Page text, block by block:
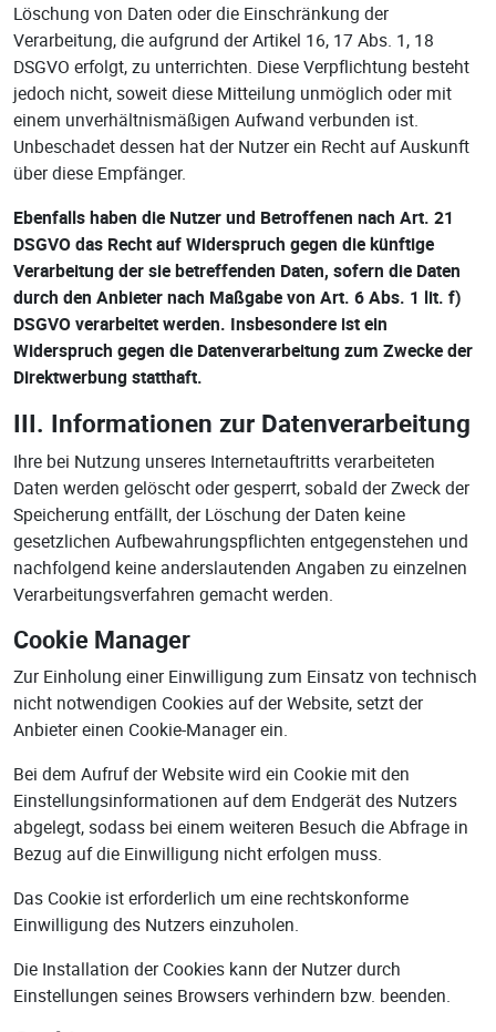
Löschung von Daten oder die Einschränkung der
Verarbeitung, die aufgrund der Artikel 16, 17 Abs. 1, 18
DSGVO erfolgt, zu unterrichten. Diese Verpflichtung besteht
jedoch nicht, soweit diese Mitteilung unmöglich oder mit
einem unverhältnismäßigen Aufwand verbunden ist.
Unbeschadet dessen hat der Nutzer ein Recht auf Auskunft
über diese Empfänger.
Ebenfalls haben die Nutzer und Betroffenen nach Art. 21
DSGVO das Recht auf Widerspruch gegen die künftige
Verarbeitung der sie betreffenden Daten, sofern die Daten
durch den Anbieter nach Maßgabe von Art. 6 Abs. 1 lit. f)
DSGVO verarbeitet werden. Insbesondere ist ein
Widerspruch gegen die Datenverarbeitung zum Zwecke der
Direktwerbung statthaft.
III. Informationen zur Datenverarbeitung
Ihre bei Nutzung unseres Internetauftritts verarbeiteten
Daten werden gelöscht oder gesperrt, sobald der Zweck der
Speicherung entfällt, der Löschung der Daten keine
gesetzlichen Aufbewahrungspflichten entgegenstehen und
nachfolgend keine anderslautenden Angaben zu einzelnen
Verarbeitungsverfahren gemacht werden.
Cookie Manager
Zur Einholung einer Einwilligung zum Einsatz von technisch
nicht notwendigen Cookies auf der Website, setzt der
Anbieter einen Cookie-Manager ein.
Bei dem Aufruf der Website wird ein Cookie mit den
Einstellungsinformationen auf dem Endgerät des Nutzers
abgelegt, sodass bei einem weiteren Besuch die Abfrage in
Bezug auf die Einwilligung nicht erfolgen muss.
Das Cookie ist erforderlich um eine rechtskonforme
Einwilligung des Nutzers einzuholen.
Die Installation der Cookies kann der Nutzer durch
Einstellungen seines Browsers verhindern bzw. beenden.